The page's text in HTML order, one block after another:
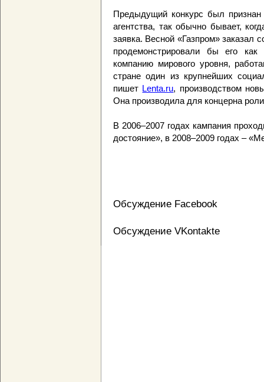
Предыдущий конкурс был признан
агентства, так обычно бывает,
заявка. Весной «Газпром» заказал
продемонстрировали бы его
компанию мирового уровня,
стране один из крупнейших
пишет Lenta.ru, производством
Она производила для концерна
В 2006–2007 годах кампания
достояние», в 2008–2009 годах –
Обсуждение Facebook
Обсуждение VKontakte